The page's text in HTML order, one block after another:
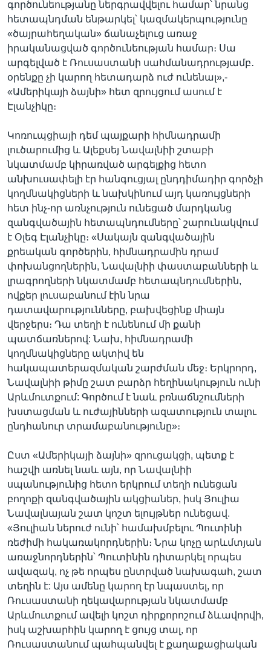
գործունեությանը ներգրավվելու համար՝ նրանց
հետապնդման ենթարկել՝ կազմակերպությունը
«ծայրահեղական» ճանաչելուց առաջ
իրականացված գործունեության համար։ Սա
արգելված է Ռուսաստանի սահմանադրությամբ․
օրենքը չի կարող հետադարձ ուժ ունենալ»,-
«Ամերիկայի ձայնի» հետ զրույցում ասում է
Էլանչիկը։
Կոռուպցիայի դեմ պայքարի հիմնադրամի
լուծարումից և Ալեքսեյ Նավալնիի շտաբի
նկատմամբ կիրառված արգելքից հետո
անխուսափելի էր հանգուցյալ ընդդիմադիր գործչի
կողմնակիցների և նախկինում այդ կառույցների
հետ ինչ-որ առնչություն ունեցած մարդկանց
զանգվածային հետապնդումները՝ շարունակվում
է Օլեգ Էլանչիկը։ «Սակայն զանգվածային
քրեական գործերին, հիմնադրամին դրամ
փոխանցողներին, Նավալնիի փաստաբանների և
լրագրողների նկատմամբ հետապնդումներին,
ովքեր լուսաբանում էին նրա
դատավարությունները, բախվեցինք միայն
վերջերս։ Դա տեղի է ունենում մի քանի
պատճառներով: Նախ, հիմնադրամի
կողմնակիցները ակտիվ են
հակապատերազմական շարժման մեջ։ Երկրորդ,
Նավալնիի թիմը շատ բարձր հեղինակություն ունի
Արևմուտքում: Գործում է նաև բռնաճնշումների
խստացման և ուժայինների ազատություն տալու
ընդհանուր տրամաբանությունը»։
Ըստ «Ամերիկայի ձայնի» զրուցակցի, պետք է
հաշվի առնել նաև այն, որ Նավալնիի
սպանությունից հետո երկրում տեղի ունեցան
բողոքի զանգվածային ակցիաներ, իսկ Յուլիա
Նավալնայան շատ կոշտ ելույթներ ունեցավ.
«Յուլիան ներուժ ունի՝ համախմբելու Պուտինի
ռեժիմի հակառակորդներին։ Նրա կոչը արևմտյան
առաջնորդներին՝ Պուտինին դիտարկել որպես
ավազակ, ոչ թե որպես ընտրված նախագահ, շատ
տեղին է: Այս ամենը կարող էր նպաստել, որ
Ռուսաստանի ղեկավարության նկատմամբ
Արևմուտքում ավելի կոշտ դիրքորոշում ձևավորվի,
իսկ աշխարհին կարող է ցույց տալ, որ
Ռուսաստանում պահպանվել է քաղաքացիական